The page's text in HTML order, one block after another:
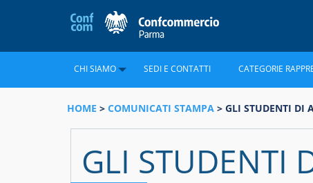
CHI SIAMO SEDI E CONTATTI CATEGORIE
HOME > COMUNICATI STAMPA > GLI STUDENTI DI
GLI STUDENTI